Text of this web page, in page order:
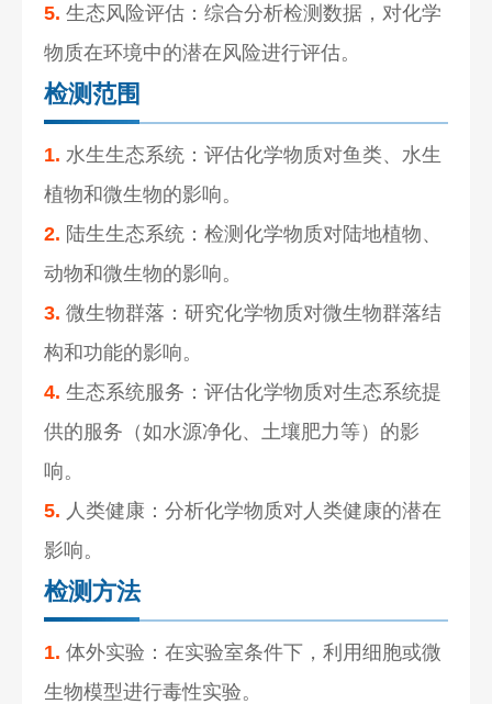
5. 生态风险评估：综合分析检测数据，对化学
物质在环境中的潜在风险进行评估。
检测范围
1. 水生生态系统：评估化学物质对鱼类、水生
植物和微生物的影响。
2. 陆生生态系统：检测化学物质对陆地植物、
动物和微生物的影响。
3. 微生物群落：研究化学物质对微生物群落结
构和功能的影响。
4. 生态系统服务：评估化学物质对生态系统提
供的服务（如水源净化、土壤肥力等）的影
响。
5. 人类健康：分析化学物质对人类健康的潜在
影响。
检测方法
1. 体外实验：在实验室条件下，利用细胞或微
生物模型进行毒性实验。